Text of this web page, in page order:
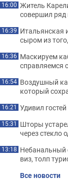
16:00 Житель
совершил ряд
16:39 Итальянская
сыром из
16:36 Маскируем
справляемся
16:54 Воздушный
который
16:21 Удивил
15:31 Шторы
через стекло
13:18 Небанальный
виз, толп
Все новости